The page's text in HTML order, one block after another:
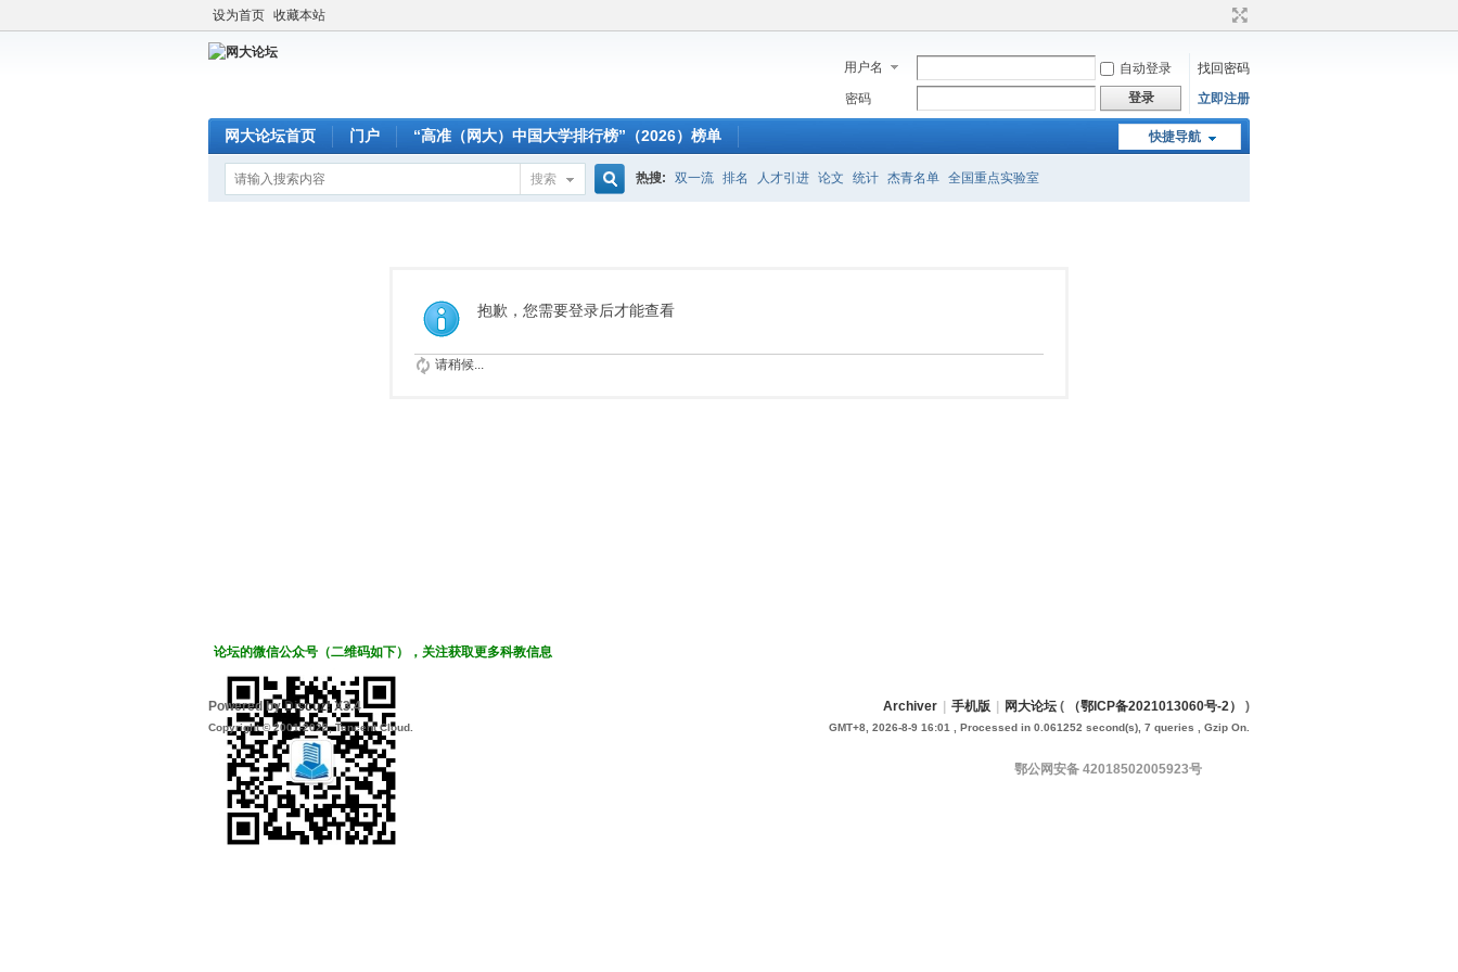
设为首页 收藏本站
用户名 自动登录
找回密码
密码
登录 立即注册
快捷导航
网大论坛首页 门户 “高准（网大）中国大学排行榜”（2026）榜单
搜索
索
热搜: 双一流 排名 人才引进 论文 统计 杰青名单 全国重点实验室
抱歉，您需要登录后才能查看
请稍候...
论坛的微信公众号（二维码如下），关注获取更多科教信息
Archiver 手机版 网大论坛 ( （鄂ICP备2021013060号-2） )
GMT+8, 2026-8-9 16:01 , Processed in 0.061252 second(s), 7 queries , Gzip On.
鄂公网安备 42018502005923号
Powered byDiscuz! X3.4
Copyright © 2001-2022, Tencent Cloud.